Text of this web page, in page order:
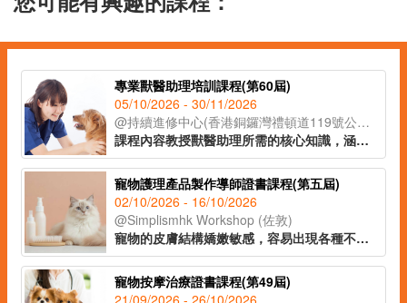
專業獸醫助理培訓課程(第60屆)
05/10/2026 - 30/11/2026
@持續進修中心(香港銅鑼灣禮頓道119號公理堂大樓21-23樓)
課程內容教授獸醫助理所需的核心知識，涵蓋貓狗解剖學、常見寵物疾病、寄生蟲防治及醫療衞生常識等重點領域，並深入講解動物福利、面對寵物離世的情境應對，以及與寵物主人之間的有效溝通技巧，協助學員全面理解行業職責。課程設有實習課堂，學員將實地參觀獸醫診所，在導師指導下參與簡易化驗流程，了解日常運作、獸醫助理的職責和工作流程。課程由資深獸醫及獸醫助理親自講授，為學員奠定扎實的寵物護理專業基礎，銜接職場。
寵物護理產品製作導師證書課程(第五屆)
02/10/2026 - 16/10/2026
@Simplismhk Workshop (佐敦)
寵物的皮膚結構嬌嫩敏感，容易出現各種不適症狀，而市面上常見的寵物護理產品往往含有化學添加劑及潛在致敏成分，長期使用可能對愛寵的健康造成影響。課程將會教授常見的寵物致敏源，以及不同寵物友善的原材料。學員將於課堂上製作十款天然低敏的寵物護理產品，適合寵物飼主、從事寵物相關行業人士及有意投身導師行業人士報讀。
寵物按摩治療證書課程(第49屆)